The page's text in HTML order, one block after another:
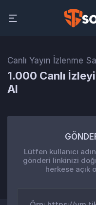
Canlı Yayın İzlenme
1.000 Canlı
Al
Lütfen kullanıcı
gönderi linkinizi
herkese açık